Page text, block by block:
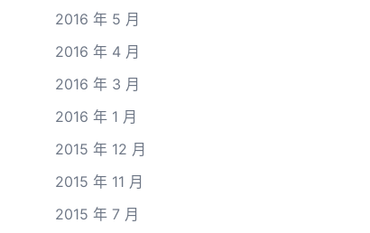
2016 年 5 月
2016 年 4 月
2016 年 3 月
2016 年 1 月
2015 年 12 月
2015 年 11 月
2015 年 7 月